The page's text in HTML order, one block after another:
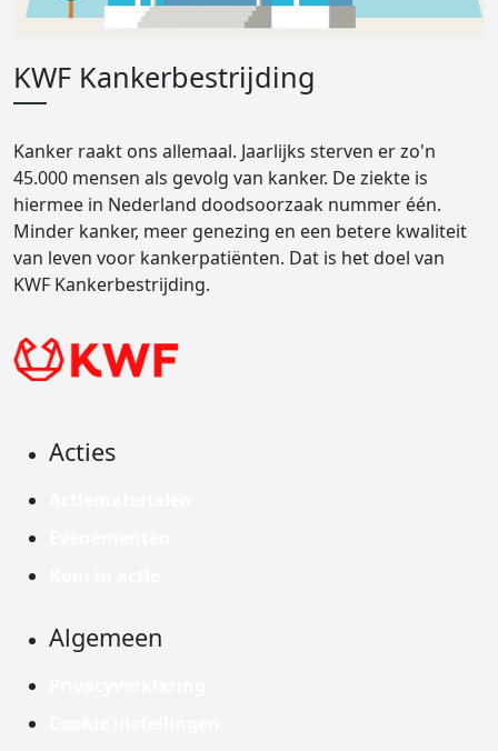
KWF Kankerbestrijding
Kanker raakt ons allemaal. Jaarlijks sterven er zo'n
45.000 mensen als gevolg van kanker. De ziekte is
hiermee in Nederland doodsoorzaak nummer één.
Minder kanker, meer genezing en een betere kwaliteit
van leven voor kankerpatiënten. Dat is het doel van
KWF Kankerbestrijding.
Acties
Algemeen